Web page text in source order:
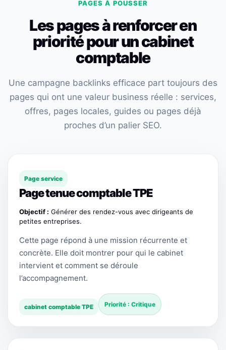
PAGES À POUSSER
Les pages à renforcer en
priorité pour un cabinet
comptable
Une campagne backlinks efficace part toujours des
pages qui ont une valeur business réelle : services,
offres, pages locales, guides ou pages déjà
proches d’un palier SEO.
Page service
Page tenue comptable TPE
Objectif : Générer des rendez-vous avec dirigeants de
petites entreprises.
Cette page répond à une mission récurrente et
concrète. Elle doit montrer pour qui le cabinet
intervient et comment se déroule
l’accompagnement.
cabinet comptable TPE Priorité : Critique